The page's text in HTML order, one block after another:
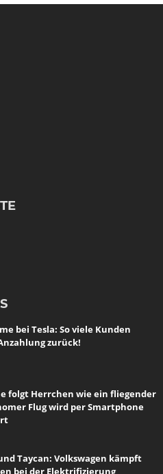
bei Tesla: So viele Kunden
zurück!
folgt Herrchen wie ein fliegender
Flug wird per Smartphone
Taycan: Volkswagen kämpft
bei der Elektrifizierung